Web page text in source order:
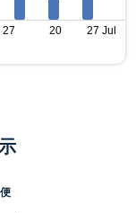
27 20 27 Jul